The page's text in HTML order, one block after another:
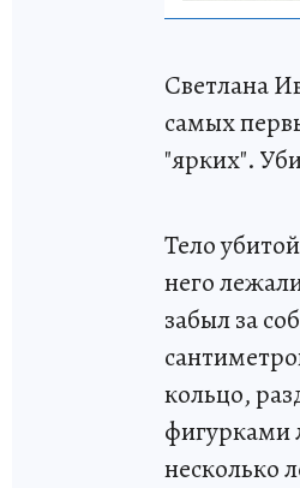
Светлана
самых
"ярких".
Тело
него
забыл за
кольцо,
фигурками
несколько